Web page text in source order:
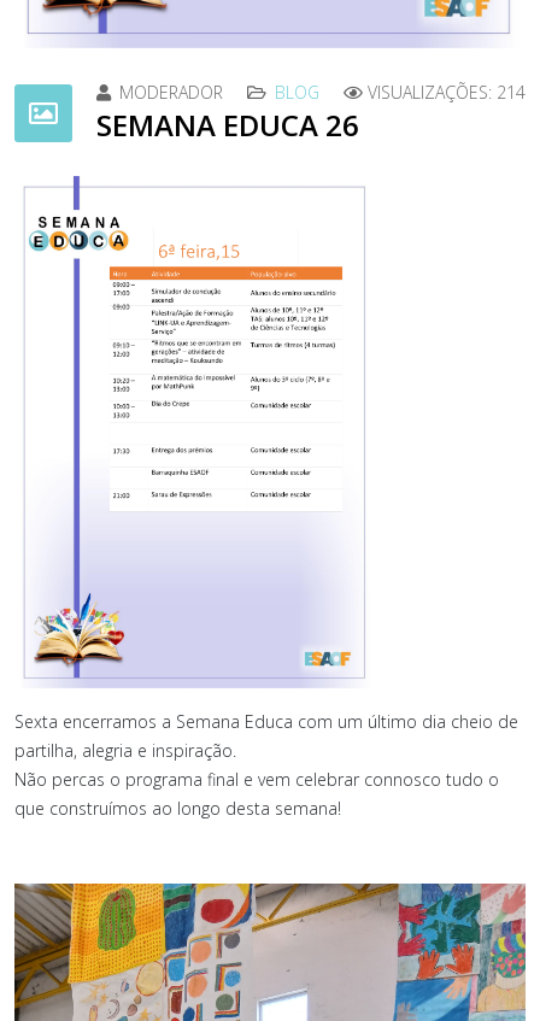
MODERADOR BLOG VISUALIZAÇÕES: 214
SEMANA EDUCA 26
Sexta encerramos a Semana Educa com um último dia cheio de
partilha, alegria e inspiração.
Não percas o programa final e vem celebrar connosco tudo o
que construímos ao longo desta semana!